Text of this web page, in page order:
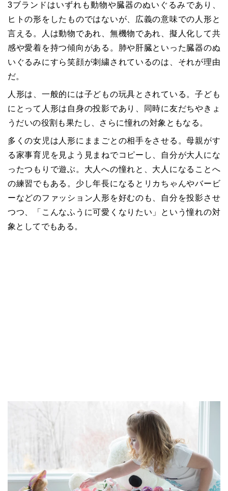
3ブランドはいずれも動物や臓器のぬいぐるみであり、
ヒトの形をしたものではないが、広義の意味での人形と
言える。人は動物であれ、無機物であれ、擬人化して共
感や愛着を持つ傾向がある。肺や肝臓といった臓器のぬ
いぐるみにすら笑顔が刺繍されているのは、それが理由
だ。
人形は、一般的には子どもの玩具とされている。子ども
にとって人形は自身の投影であり、同時に友だちやきょ
うだいの役割も果たし、さらに憧れの対象ともなる。
多くの女児は人形にままごとの相手をさせる。母親がす
る家事育児を見よう見まねでコピーし、自分が大人にな
ったつもりで遊ぶ。大人への憧れと、大人になることへ
の練習でもある。少し年長になるとリカちゃんやバービ
ーなどのファッション人形を好むのも、自分を投影させ
つつ、「こんなふうに可愛くなりたい」という憧れの対
象としてでもある。